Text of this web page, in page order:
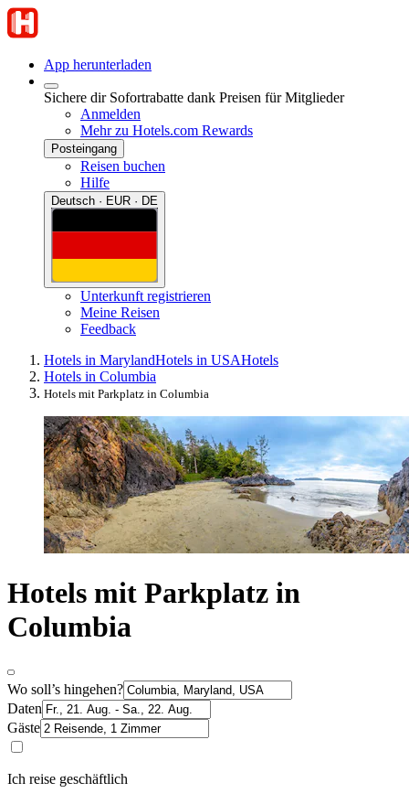
App herunterladen
Sichere dir Sofortrabatte dank Preisen für Mitglieder
Anmelden
Mehr zu Hotels.com Rewards
Posteingang
Reisen buchen
Hilfe
Deutsch · EUR · DE
Unterkunft registrieren
Meine Reisen
Feedback
Hotels in MarylandHotels in USAHotels
Hotels in Columbia
Hotels mit Parkplatz in Columbia
Hotels mit Parkplatz in
Columbia
Wo soll’s hingehen?
Daten
Gäste
Ich reise geschäftlich